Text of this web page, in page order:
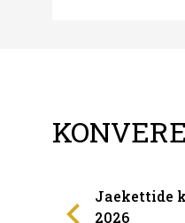
Jaekettide
2026